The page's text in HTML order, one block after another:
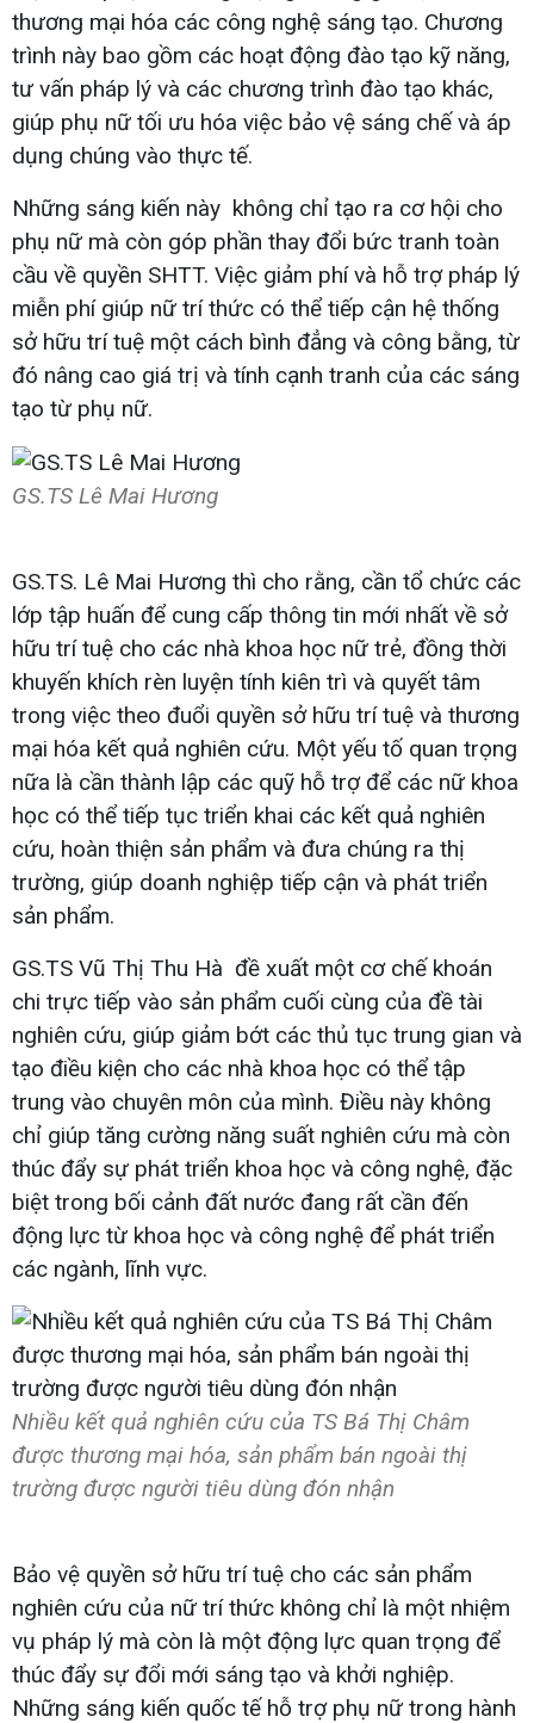
thương mại hóa các công nghệ sáng tạo. Chương
trình này bao gồm các hoạt động đào tạo kỹ năng,
tư vấn pháp lý và các chương trình đào tạo khác,
giúp phụ nữ tối ưu hóa việc bảo vệ sáng chế và áp
dụng chúng vào thực tế.
Những sáng kiến này không chỉ tạo ra cơ hội cho
phụ nữ mà còn góp phần thay đổi bức tranh toàn
cầu về quyền SHTT. Việc giảm phí và hỗ trợ pháp lý
miễn phí giúp nữ trí thức có thể tiếp cận hệ thống
sở hữu trí tuệ một cách bình đẳng và công bằng, từ
đó nâng cao giá trị và tính cạnh tranh của các sáng
tạo từ phụ nữ.
GS.TS Lê Mai Hương
GS.TS. Lê Mai Hương thì cho rằng, cần tổ chức các
lớp tập huấn để cung cấp thông tin mới nhất về sở
hữu trí tuệ cho các nhà khoa học nữ trẻ, đồng thời
khuyến khích rèn luyện tính kiên trì và quyết tâm
trong việc theo đuổi quyền sở hữu trí tuệ và thương
mại hóa kết quả nghiên cứu. Một yếu tố quan trọng
nữa là cần thành lập các quỹ hỗ trợ để các nữ khoa
học có thể tiếp tục triển khai các kết quả nghiên
cứu, hoàn thiện sản phẩm và đưa chúng ra thị
trường, giúp doanh nghiệp tiếp cận và phát triển
sản phẩm.
GS.TS Vũ Thị Thu Hà đề xuất một cơ chế khoán
chi trực tiếp vào sản phẩm cuối cùng của đề tài
nghiên cứu, giúp giảm bớt các thủ tục trung gian và
tạo điều kiện cho các nhà khoa học có thể tập
trung vào chuyên môn của mình. Điều này không
chỉ giúp tăng cường năng suất nghiên cứu mà còn
thúc đẩy sự phát triển khoa học và công nghệ, đặc
biệt trong bối cảnh đất nước đang rất cần đến
động lực từ khoa học và công nghệ để phát triển
các ngành, lĩnh vực.
Nhiều kết quả nghiên cứu của TS Bá Thị Châm
được thương mại hóa, sản phẩm bán ngoài thị
trường được người tiêu dùng đón nhận
Bảo vệ quyền sở hữu trí tuệ cho các sản phẩm
nghiên cứu của nữ trí thức không chỉ là một nhiệm
vụ pháp lý mà còn là một động lực quan trọng để
thúc đẩy sự đổi mới sáng tạo và khởi nghiệp.
Những sáng kiến quốc tế hỗ trợ phụ nữ trong hành